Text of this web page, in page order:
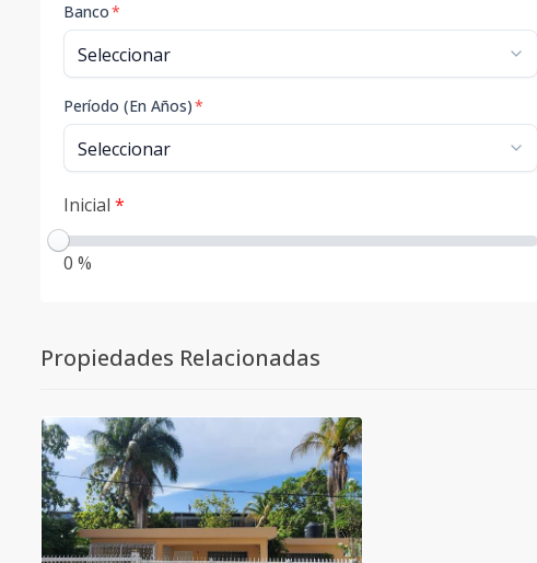
Banco*
Período (En Años)*
Inicial *
0 %
Propiedades Relacionadas